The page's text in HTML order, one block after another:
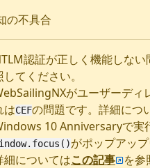
の不具合
認証が正しく機能しない
してください。
がユーザーディ
はCEFの問題です。詳細につ
10 Anniversaryで実
がポップアッ
細についてはこの記事 を参